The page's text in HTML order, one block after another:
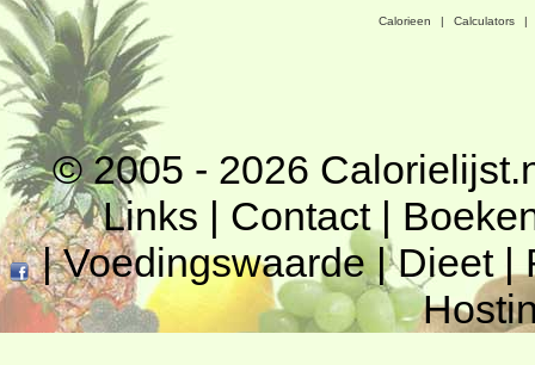
Calorieen | Calculators |
© 2005 - 2026
Links | Contact|
|Voedingswaarde|Dieet|